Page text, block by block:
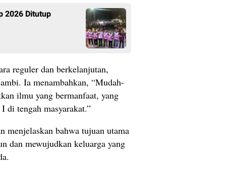
2026 Ditutup
reguler dan berkelanjutan,
Ia menambahkan, “Mudah-
ilmu yang bermanfaat, yang
di tengah masyarakat.”
menjelaskan bahwa tujuan utama
dan mewujudkan keluarga yang